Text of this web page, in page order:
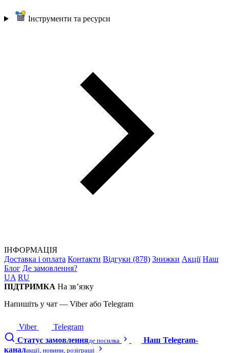
Інструменти та ресурси
ІНФОРМАЦІЯ
Доставка і оплата Контакти Відгуки (878) Знижки Акції Наш
Блог Де замовлення?
UA RU
ПІДТРИМКА На зв’язку
Напишіть у чат — Viber або Telegram
Viber
Telegram
Статус замовленняде посилка
Наш Telegram-
каналакції, новини, розіграші